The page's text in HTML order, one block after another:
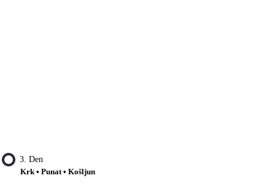
3. Den
Krk • Punat • Košljun